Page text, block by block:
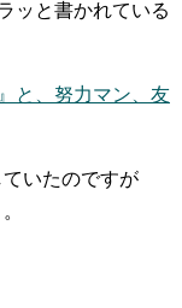
ッと書かれている
と、努力マン、友
いたのですが